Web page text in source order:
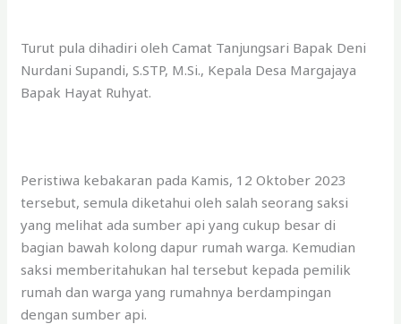
Turut pula dihadiri oleh Camat Tanjungsari Bapak Deni
Nurdani Supandi, S.STP, M.Si., Kepala Desa Margajaya
Bapak Hayat Ruhyat.
Peristiwa kebakaran pada Kamis, 12 Oktober 2023
tersebut, semula diketahui oleh salah seorang saksi
yang melihat ada sumber api yang cukup besar di
bagian bawah kolong dapur rumah warga. Kemudian
saksi memberitahukan hal tersebut kepada pemilik
rumah dan warga yang rumahnya berdampingan
dengan sumber api.